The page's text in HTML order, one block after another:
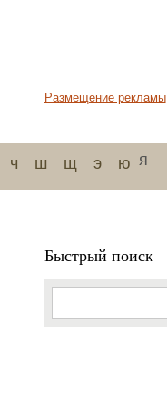
Размещение рекламы
ч ш щ э ю я
Быстрый поиск